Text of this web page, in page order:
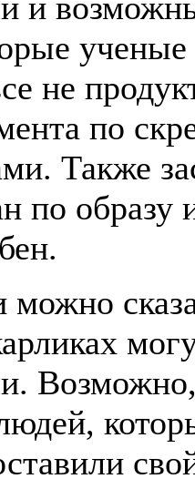
ученые
не
по
Также
по
можно